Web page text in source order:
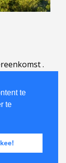
te
te
.
| Português